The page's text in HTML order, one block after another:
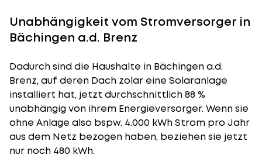
Unabhängigkeit vom Stromversorger in
Bächingen a.d. Brenz
Dadurch sind die Haushalte in Bächingen a.d.
Brenz, auf deren Dach zolar eine Solaranlage
installiert hat, jetzt durchschnittlich 88 %
unabhängig von ihrem Energieversorger. Wenn sie
ohne Anlage also bspw. 4.000 kWh Strom pro Jahr
aus dem Netz bezogen haben, beziehen sie jetzt
nur noch 480 kWh.